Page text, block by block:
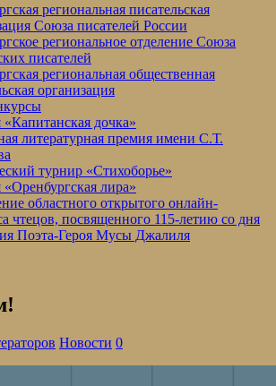
региональная писательская
Союза писателей России
региональное отделение Союза
писателей
региональная общественная
организация
дочка»
литературная премия имени С.Т.
турнир «Стихоборье»
лира»
областного открытого онлайн-
чтецов, посвященного 115-летию со дня
Поэта-Героя Мусы Джалиля
Новости 0